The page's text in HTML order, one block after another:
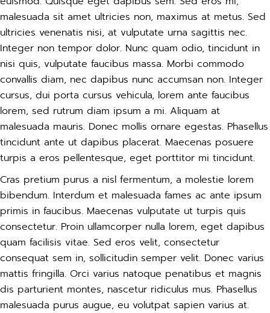
malesuada sit amet ultricies non, maximus at metus. Sed
ultricies venenatis nisi, at vulputate urna sagittis nec.
Integer non tempor dolor. Nunc quam odio, tincidunt in
nisi quis, vulputate faucibus massa. Morbi commodo
convallis diam, nec dapibus nunc accumsan non. Integer
cursus, dui porta cursus vehicula, lorem ante faucibus
lorem, sed rutrum diam ipsum a mi. Aliquam at
malesuada mauris. Donec mollis ornare egestas. Phasellus
tincidunt ante ut dapibus placerat. Maecenas posuere
turpis a eros pellentesque, eget porttitor mi tincidunt.
Cras pretium purus a nisl fermentum, a molestie lorem
bibendum. Interdum et malesuada fames ac ante ipsum
primis in faucibus. Maecenas vulputate ut turpis quis
consectetur. Proin ullamcorper nulla lorem, eget dapibus
quam facilisis vitae. Sed eros velit, consectetur
consequat sem in, sollicitudin semper velit. Donec varius
mattis fringilla. Orci varius natoque penatibus et magnis
dis parturient montes, nascetur ridiculus mus. Phasellus
malesuada purus augue, eu volutpat sapien varius at.